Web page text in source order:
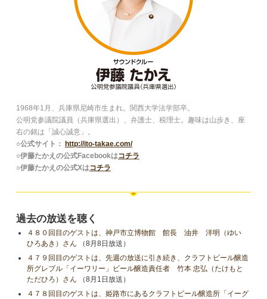
1968年1月、兵庫県尼崎市生まれ。関西大学法学部卒。
公明党参議院議員（兵庫県選出）、弁護士、税理士。趣味は山歩き、座
右の銘は「誠心誠意」。
○公式サイト： http://ito-takae.com/
○伊藤たかえの公式Facebookはコチラ
○伊藤たかえの公式Xはコチラ
過去の放送を聴く
４８０回目のゲストは、神戸市立博物館 館長 油井 洋明（ゆい
ひろあき）さん （8月8日放送）
４７９回目のゲストは、先週の放送に引き続き、クラフトビール醸造
所グレブル「イーワリー」ビール醸造責任者 竹本 忠弘（たけもと
ただひろ）さん （8月1日放送）
４７８回目のゲストは、姫路市にあるクラフトビール醸造所「イーグ